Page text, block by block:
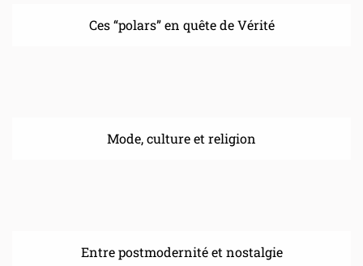
Ces “polars” en quête de Vérité
Mode, culture et religion
Entre postmodernité et nostalgie